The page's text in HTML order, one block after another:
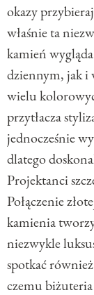
okazy
właśnie ta
kamień
dziennym, jak i
wielu
przytłacza
jednocześnie
dlatego
Projektanci
Połączenie
kamienia
niezwykle
spotkać
czemu biżuteria